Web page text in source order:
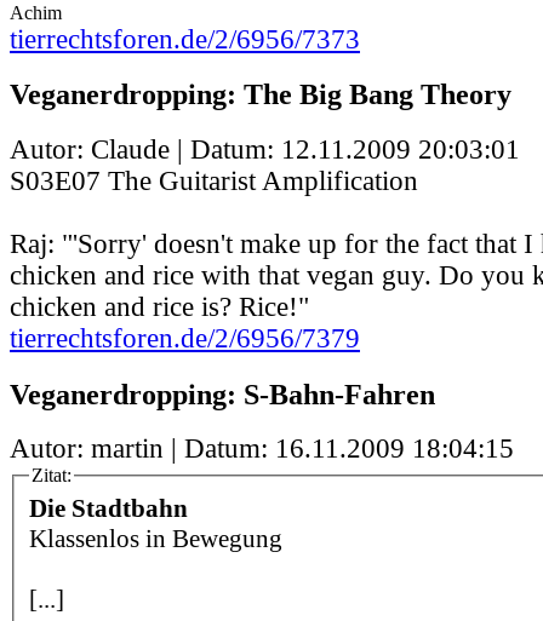
Achim
tierrechtsforen.de/2/6956/7373
Veganerdropping: The Big Bang Theory
Autor: Claude | Datum: 12.11.2009 20:03:01
S03E07 The Guitarist Amplification
Raj: "'Sorry' doesn't make up for the fact that I
chicken and rice with that vegan guy. Do you
chicken and rice is? Rice!"
tierrechtsforen.de/2/6956/7379
Veganerdropping: S-Bahn-Fahren
Autor: martin | Datum: 16.11.2009 18:04:15
Zitat:
Die Stadtbahn
Klassenlos in Bewegung
[...]